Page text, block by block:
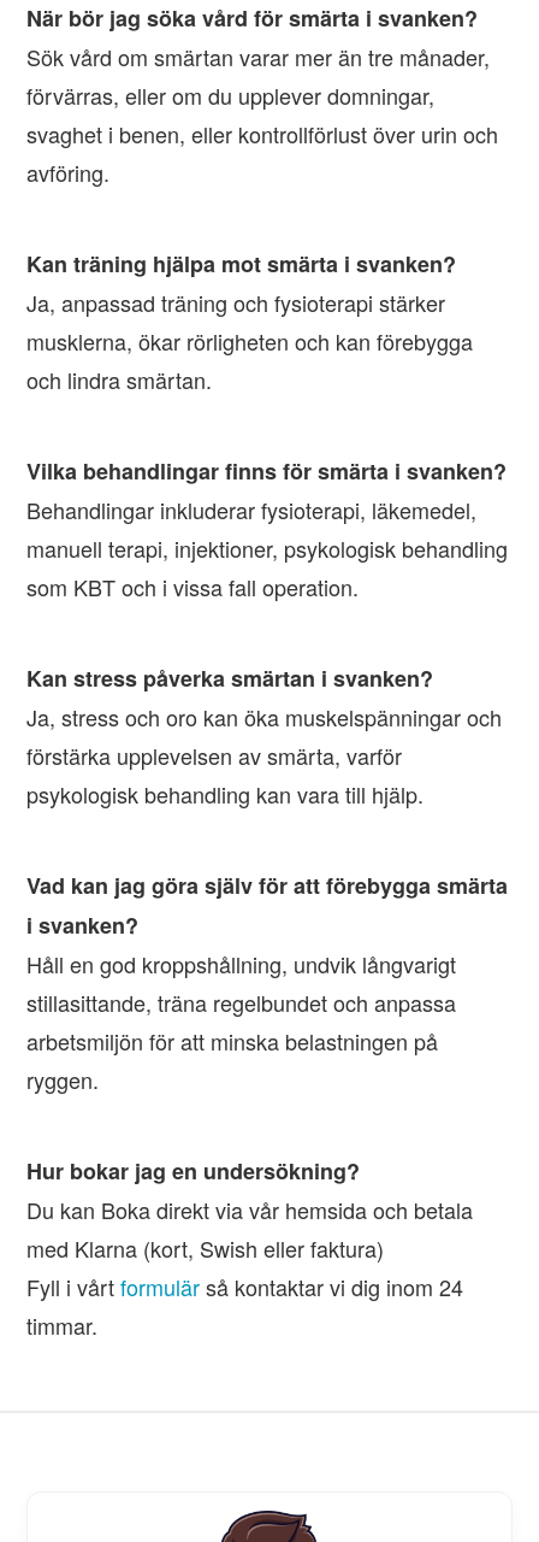
När bör jag söka vård för smärta i svanken?
Sök vård om smärtan varar mer än tre månader,
förvärras, eller om du upplever domningar,
svaghet i benen, eller kontrollförlust över urin och
avföring.
Kan träning hjälpa mot smärta i svanken?
Ja, anpassad träning och fysioterapi stärker
musklerna, ökar rörligheten och kan förebygga
och lindra smärtan.
Vilka behandlingar finns för smärta i svanken?
Behandlingar inkluderar fysioterapi, läkemedel,
manuell terapi, injektioner, psykologisk behandling
som KBT och i vissa fall operation.
Kan stress påverka smärtan i svanken?
Ja, stress och oro kan öka muskelspänningar och
förstärka upplevelsen av smärta, varför
psykologisk behandling kan vara till hjälp.
Vad kan jag göra själv för att förebygga smärta
i svanken?
Håll en god kroppshållning, undvik långvarigt
stillasittande, träna regelbundet och anpassa
arbetsmiljön för att minska belastningen på
ryggen.
Hur bokar jag en undersökning?
Du kan Boka direkt via vår hemsida och betala
med Klarna (kort, Swish eller faktura)
Fyll i vårtformulärså kontaktar vi dig inom 24
timmar.